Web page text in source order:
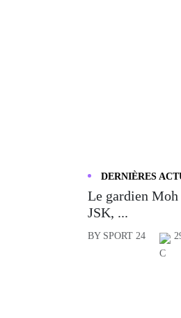
DERNIÈRES
Le gardien
JSK, ...
BY SPORT 24